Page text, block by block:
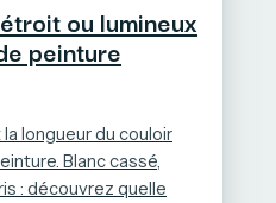
ou lumineux
peinture
la longueur du couloir
Blanc cassé,
: découvrez quelle